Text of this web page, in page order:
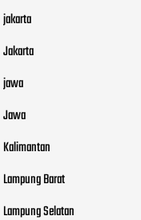
jakarta
Jakarta
jawa
Jawa
Kalimantan
Lampung Barat
Lampung Selatan